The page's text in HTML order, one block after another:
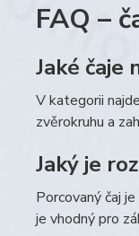
FAQ –
Jaké čaje
V kategorii
zvěrokruhu a
Jaký je
Porcovaný čaj
je vhodný pro